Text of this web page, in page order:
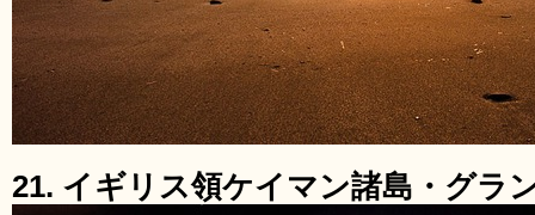
21. イギリス領ケイマン諸島・グラ